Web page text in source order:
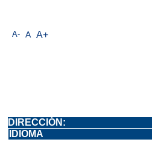
A- A A+
DIRECCIÓN:
IDIOMA